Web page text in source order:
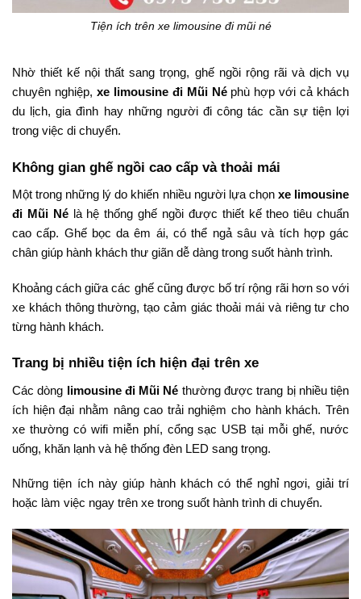
Tiện ích trên xe limousine đi mũi né
Nhờthiết kế nộithấtsangtrọng, ghế ngồi rộng rãi và dịchvụ
chuyên nghiệp, xe limousine đi Mũi Né phù hợpvớicả khách
du lịch,giađình hay những ngườiđicôngtác cần sự tiện lợi
trong việc di chuyển.
Không gian ghế ngồi cao cấp và thoải mái
Mộttrong những lýdo khiến nhiều người lựa chọn xe limousine
đi Mũi Né là hệthốngghế ngồi được thiết kếtheotiêuchuẩn
caocấp. Ghế bọcdaêm ái,cóthể ngả sâuvà tích hợpgác
chân giúp hành khách thư giãn dễ dàng trong suốt hành trình.
Khoảngcáchgiữacác ghế cũng được bốtrí rộng rãi hơn sovới
xe khách thôngthường, tạo cảm giácthoải mái và riêngtư cho
từng hành khách.
Trang bị nhiều tiện ích hiện đại trên xe
Cácdòng limousine đi Mũi Né thường đượctrang bị nhiềutiện
ích hiệnđại nhằm nângcao trải nghiệmcho hành khách.Trên
xe thường có wifi miễn phí, cổngsạc USBtại mỗighế, nước
uống, khăn lạnh và hệ thống đèn LED sang trọng.
Nhữngtiện ích nàygiúp hành kháchcó thể nghỉ ngơi, giảitrí
hoặc làm việc ngay trên xe trong suốt hành trình di chuyển.